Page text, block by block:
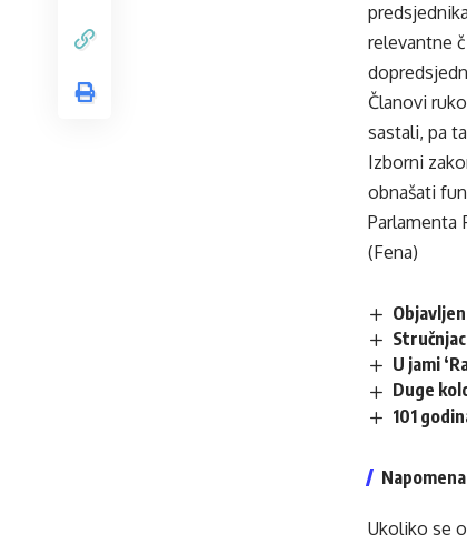
relevantne
Članovi
sastali, pa
Izborni
obnašati
Parlamenta
(Fena)
U jami
Duge
101
Napomena
Ukoliko se